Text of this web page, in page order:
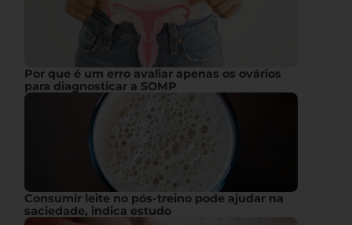
Por que é um erro avaliar apenas os ovários
para diagnosticar a SOMP
Consumir leite no pós-treino pode ajudar na
saciedade, indica estudo